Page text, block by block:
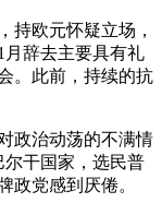
持欧元怀疑立场，
辞去主要具有礼
。此前，持续的抗
政治动荡的不满情
尔干国家，选民普
政党感到厌倦。